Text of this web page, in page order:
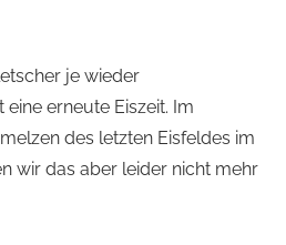
je wieder
erneute Eiszeit. Im
des letzten Eisfeldes im
wir das aber leider nicht mehr